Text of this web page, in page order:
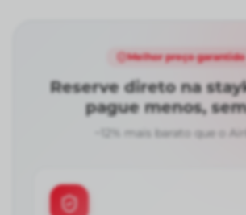
Melhor preço garantido
Reserve direto na
pague menos,
~12% mais barato que o